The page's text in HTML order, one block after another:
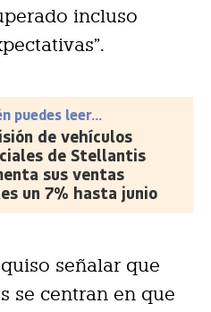
incluso
puedes leer...
de vehículos
de Stellantis
sus ventas
un 7% hasta junio
señalar que
se centran en que